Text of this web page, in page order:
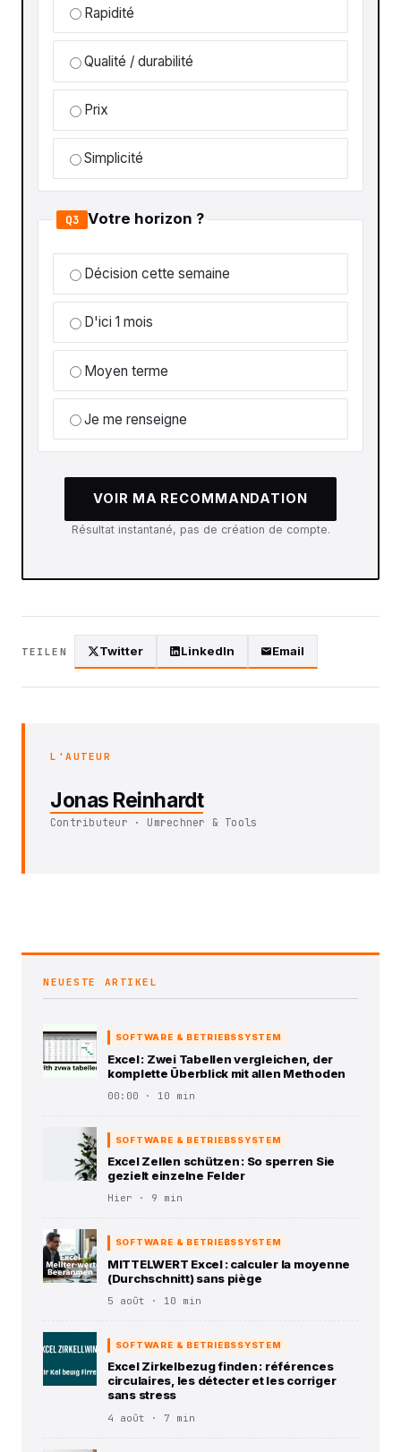
Rapidité
Qualité / durabilité
Prix
Simplicité
Q3 Votre horizon ?
Décision cette semaine
D'ici 1 mois
Moyen terme
Je me renseigne
VOIR MA RECOMMANDATION
Résultat instantané, pas de création de compte.
TEILEN Twitter LinkedIn Email
L'AUTEUR
Jonas Reinhardt
Contributeur · Umrechner & Tools
NEUESTE ARTIKEL
SOFTWARE & BETRIEBSSYSTEM
Excel : Zwei Tabellen vergleichen, der
komplette Überblick mit allen Methoden
00:00 · 10 min
SOFTWARE & BETRIEBSSYSTEM
Excel Zellen schützen : So sperren Sie
gezielt einzelne Felder
Hier · 9 min
SOFTWARE & BETRIEBSSYSTEM
MITTELWERT Excel : calculer la moyenne
(Durchschnitt) sans piège
5 août · 10 min
SOFTWARE & BETRIEBSSYSTEM
Excel Zirkelbezug finden : références
circulaires, les détecter et les corriger
sans stress
4 août · 7 min